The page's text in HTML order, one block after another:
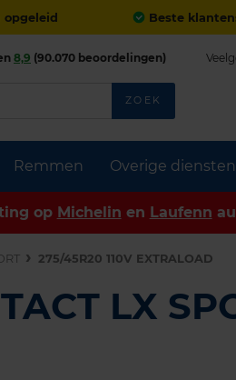
opgeleid Beste
Remmen Overige diensten
8,9 (90.070 beoordelingen)
ZOEK
op Michelin en Laufenn
275/45R20 110V EXTRALOAD
LX